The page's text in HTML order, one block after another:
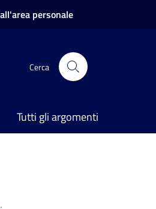
personale
Cerca
Tutti gli argomenti